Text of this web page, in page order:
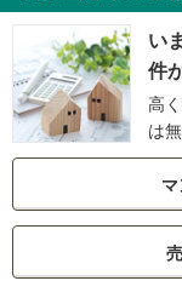
い
件
高
は